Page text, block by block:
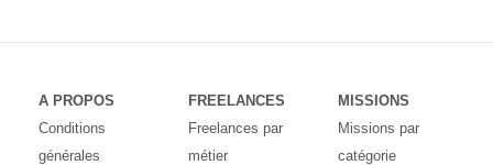
A PROPOS
Conditions
générales
FREELANCES
Freelances par
métier
MISSIONS
Missions par
catégorie